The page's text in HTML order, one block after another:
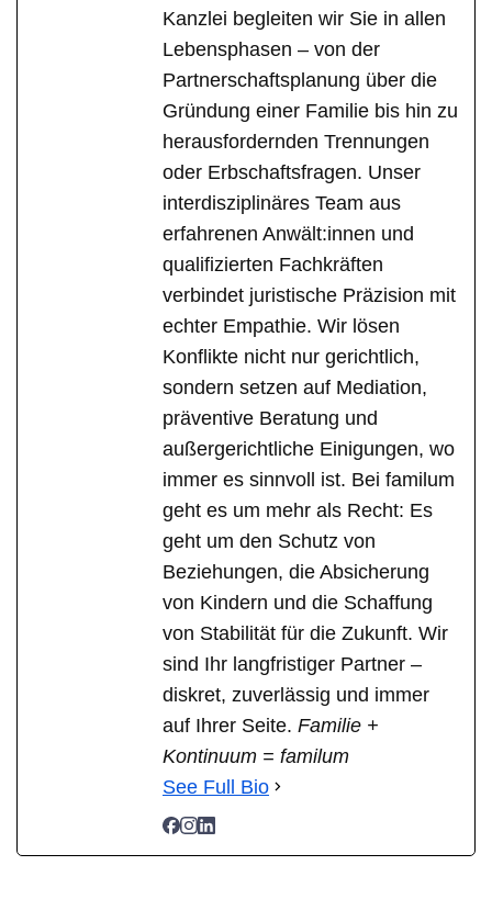
Kanzlei begleiten wir Sie in allen
Lebensphasen – von der
Partnerschaftsplanung über die
Gründung einer Familie bis hin zu
herausfordernden Trennungen
oder Erbschaftsfragen. Unser
interdisziplinäres Team aus
erfahrenen Anwält:innen und
qualifizierten Fachkräften
verbindet juristische Präzision mit
echter Empathie. Wir lösen
Konflikte nicht nur gerichtlich,
sondern setzen auf Mediation,
präventive Beratung und
außergerichtliche Einigungen, wo
immer es sinnvoll ist. Bei familum
geht es um mehr als Recht: Es
geht um den Schutz von
Beziehungen, die Absicherung
von Kindern und die Schaffung
von Stabilität für die Zukunft. Wir
sind Ihr langfristiger Partner –
diskret, zuverlässig und immer
auf Ihrer Seite. Familie +
Kontinuum = familum
See Full Bio